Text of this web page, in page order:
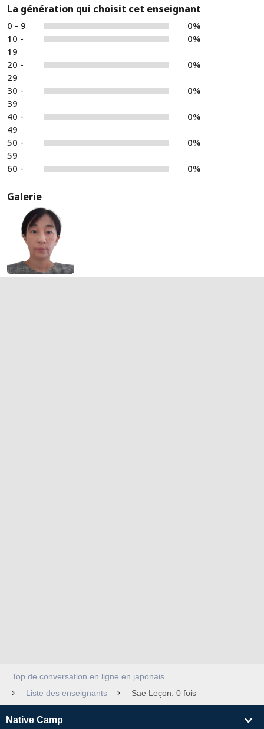
La génération qui choisit cet enseignant
0 - 9
0%
10 -
19
0%
20 -
29
0%
30 -
39
0%
40 -
49
0%
50 -
59
0%
60 - 0%
Galerie
Top de conversation en ligne en japonais
Liste des enseignants
Sae Leçon: 0 fois
Native Camp